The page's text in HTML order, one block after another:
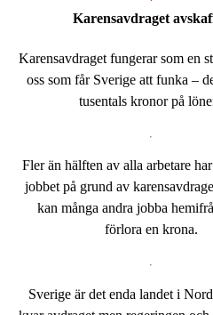
Karensavdraget
Karensavdraget fungerar som en
oss som får Sverige att funka –
tusentals kronor på
Fler än hälften av alla arbetare
jobbet på grund av
kan många andra jobba
förlora en krona.
Sverige är det enda landet i